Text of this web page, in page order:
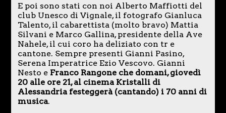
E poi sono stati con noi Alberto Maffiotti del
club Unesco di Vignale, il fotografo Gianluca
Talento, il cabarettista (molto bravo) Mattia
Silvani e Marco Gallina, presidente della Ave
Nahele, il cui coro ha deliziato con tr e
cantone. Sempre presenti Gianni Pasino,
Serena Imperatrice Ezio Vescovo. Gianni
Nesto e Franco Rangone che domani, giovedì
20 alle ore 21, al cinema Kristalli di
Alessandria festeggerà (cantando) i 70 anni di
musica.